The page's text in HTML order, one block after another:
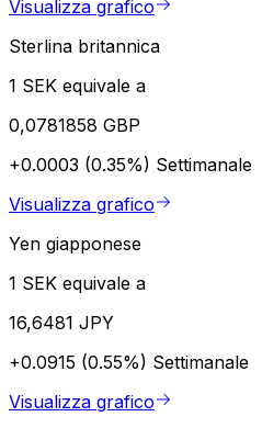
Visualizza grafico
Sterlina britannica
1 SEK equivale a
0,0781858 GBP
+0.0003 (0.35%) Settimanale
Visualizza grafico
Yen giapponese
1 SEK equivale a
16,6481 JPY
+0.0915 (0.55%) Settimanale
Visualizza grafico